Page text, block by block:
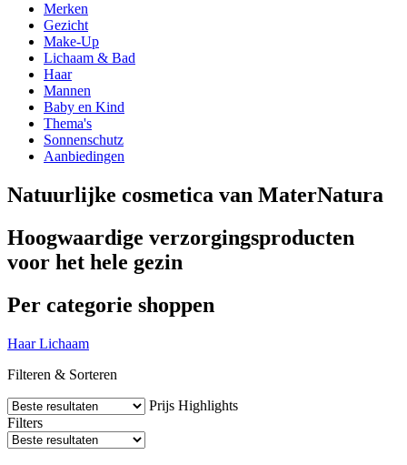
Merken
Gezicht
Make-Up
Lichaam & Bad
Haar
Mannen
Baby en Kind
Thema's
Sonnenschutz
Aanbiedingen
Natuurlijke cosmetica van MaterNatura
Hoogwaardige verzorgingsproducten
voor het hele gezin
Per categorie shoppen
Haar Lichaam
Filteren & Sorteren
Prijs Highlights
Filters